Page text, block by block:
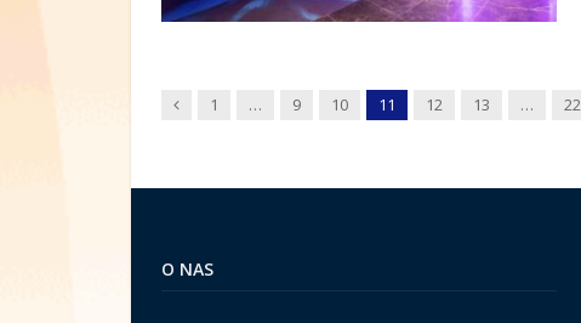
Wstecz
1 … 9 10 11 12 13 … 22
O NAS